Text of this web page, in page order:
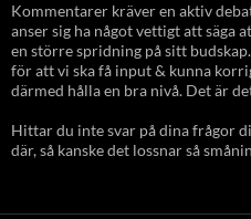
Kommentarer kräver en aktiv
anser sig ha något vettigt att säga
en större spridning på sitt
för att vi ska få input & kunna
därmed hålla en bra nivå. Det är
Hittar du inte svar på dina frågor
där, så kanske det lossnar så